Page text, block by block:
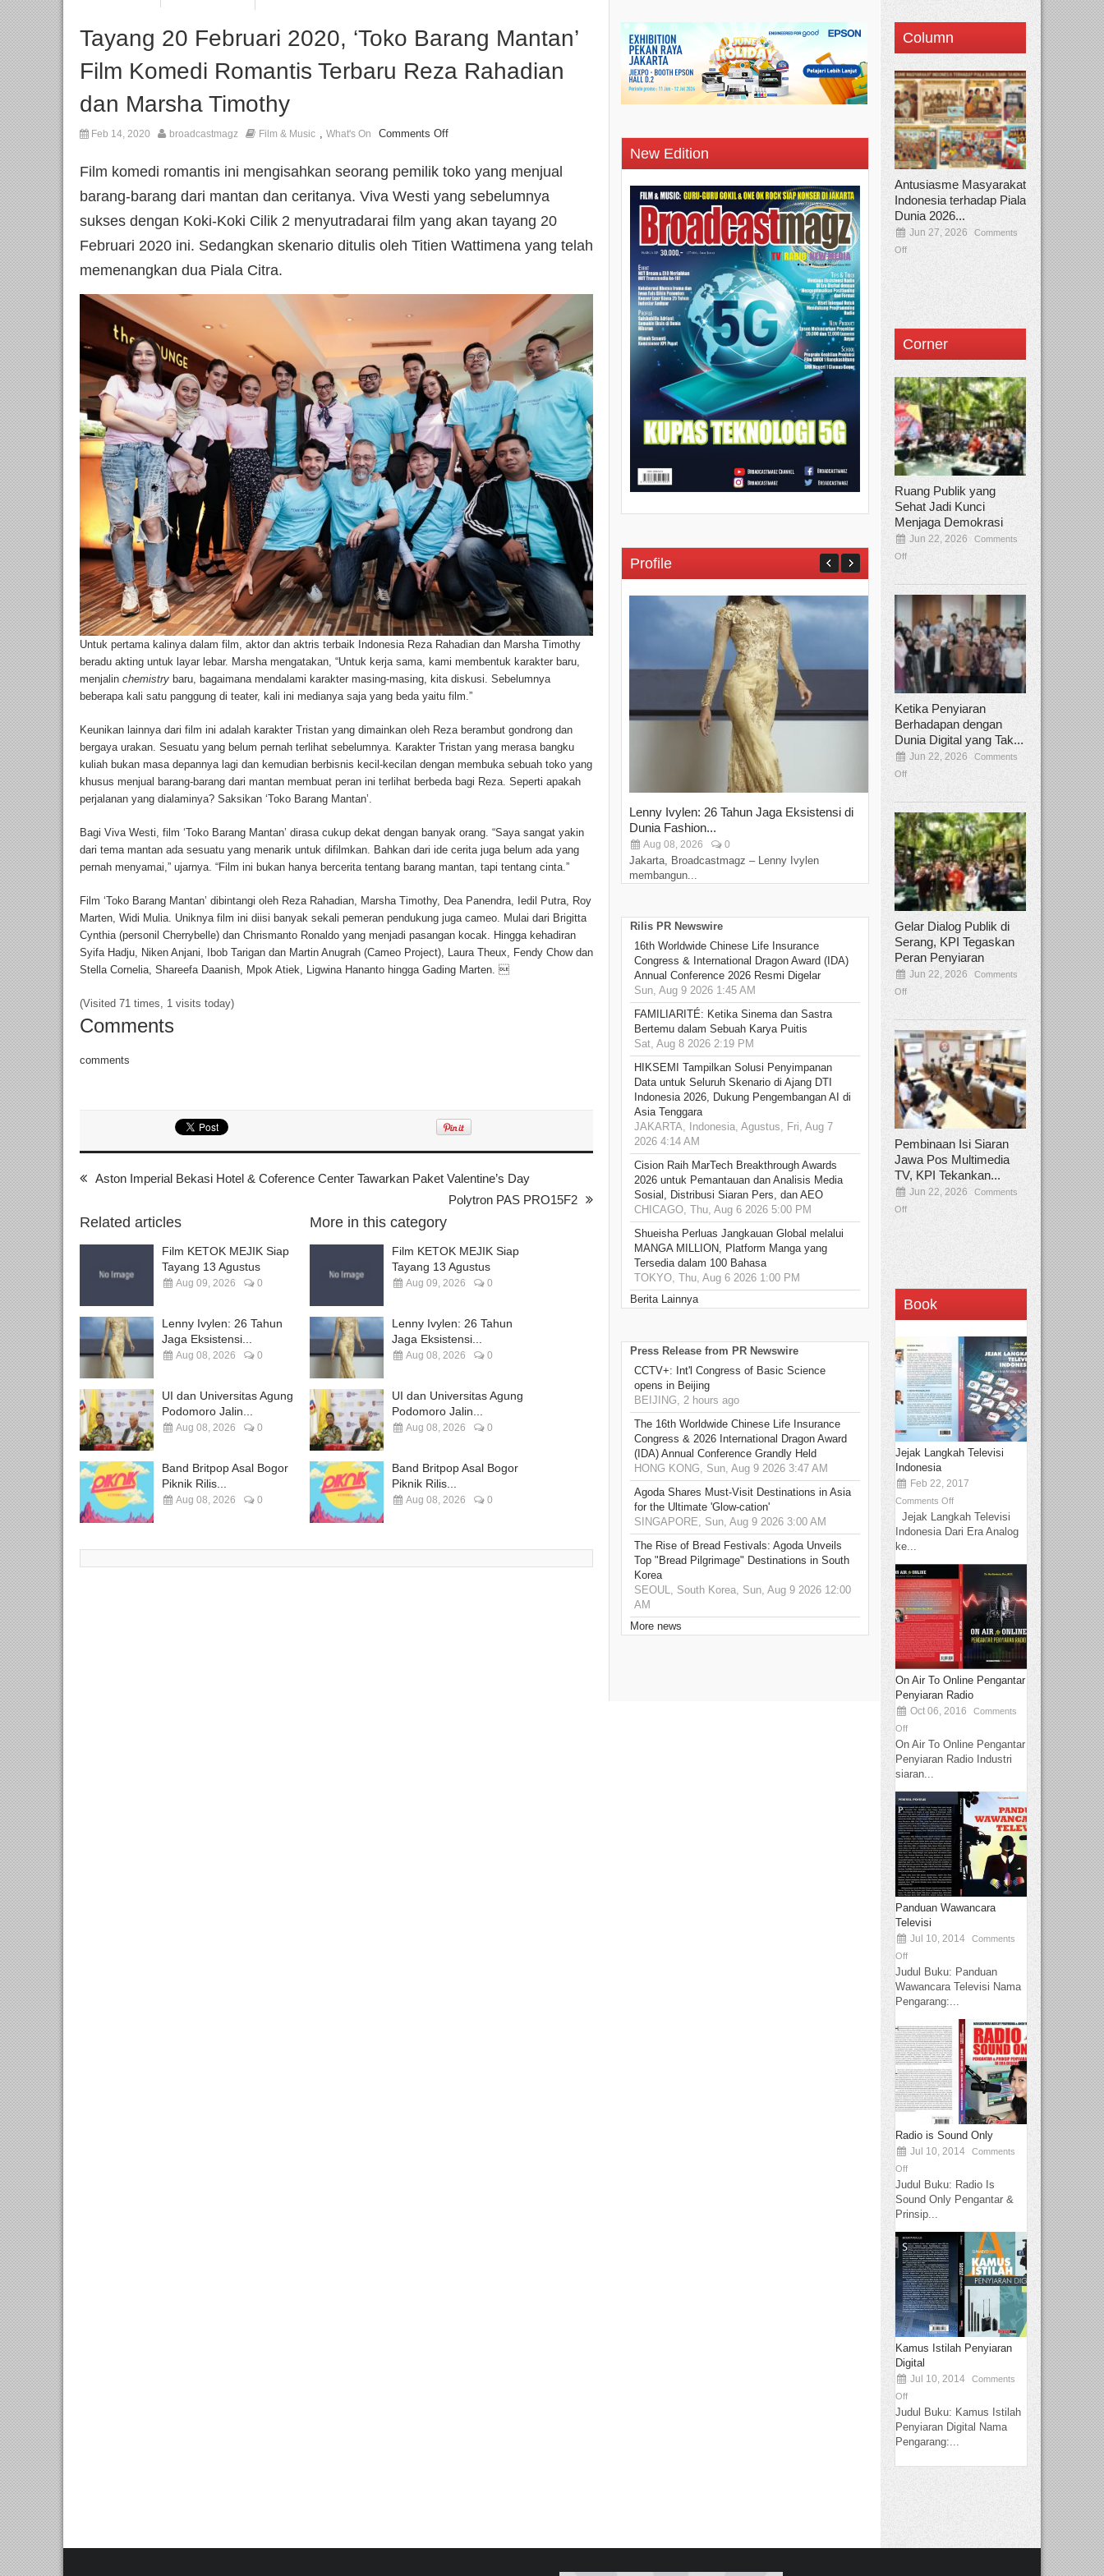
Tayang 20 Februari 2020, ‘Toko Barang Mantan’
Film Komedi Romantis Terbaru Reza Rahadian
dan Marsha Timothy
Feb 14, 2020 broadcastmagz Film & Music , What's On Comments Off
Film komedi romantis ini mengisahkan seorang pemilik toko yang menjual
barang-barang dari mantan dan ceritanya. Viva Westi yang sebelumnya
sukses dengan Koki-Koki Cilik 2 menyutradarai film yang akan tayang 20
Februari 2020 ini. Sedangkan skenario ditulis oleh Titien Wattimena yang telah
memenangkan dua Piala Citra.
Untuk pertama kalinya dalam film, aktor dan aktris terbaik Indonesia Reza Rahadian dan Marsha Timothy
beradu akting untuk layar lebar. Marsha mengatakan, “Untuk kerja sama, kami membentuk karakter baru,
menjalin chemistry baru, bagaimana mendalami karakter masing-masing, kita diskusi. Sebelumnya
beberapa kali satu panggung di teater, kali ini medianya saja yang beda yaitu film.”
Keunikan lainnya dari film ini adalah karakter Tristan yang dimainkan oleh Reza berambut gondrong dan
bergaya urakan. Sesuatu yang belum pernah terlihat sebelumnya. Karakter Tristan yang merasa bangku
kuliah bukan masa depannya lagi dan kemudian berbisnis kecil-kecilan dengan membuka sebuah toko yang
khusus menjual barang-barang dari mantan membuat peran ini terlihat berbeda bagi Reza. Seperti apakah
perjalanan yang dialaminya? Saksikan ‘Toko Barang Mantan’.
Bagi Viva Westi, film ‘Toko Barang Mantan’ dirasa cukup dekat dengan banyak orang. “Saya sangat yakin
dari tema mantan ada sesuatu yang menarik untuk difilmkan. Bahkan dari ide cerita juga belum ada yang
pernah menyamai,” ujarnya. “Film ini bukan hanya bercerita tentang barang mantan, tapi tentang cinta.”
Film ‘Toko Barang Mantan’ dibintangi oleh Reza Rahadian, Marsha Timothy, Dea Panendra, Iedil Putra, Roy
Marten, Widi Mulia. Uniknya film ini diisi banyak sekali pemeran pendukung juga cameo. Mulai dari Brigitta
Cynthia (personil Cherrybelle) dan Chrismanto Ronaldo yang menjadi pasangan kocak. Hingga kehadiran
Syifa Hadju, Niken Anjani, Ibob Tarigan dan Martin Anugrah (Cameo Project), Laura Theux, Fendy Chow dan
Stella Cornelia, Shareefa Daanish, Mpok Atiek, Ligwina Hananto hingga Gading Marten. 
(Visited 71 times, 1 visits today)
Comments
comments
Aston Imperial Bekasi Hotel & Coference Center Tawarkan Paket Valentine’s Day
Polytron PAS PRO15F2
Related articles
Film KETOK MEJIK Siap
Tayang 13 Agustus
Aug 09, 2026 0
Lenny Ivylen: 26 Tahun
Jaga Eksistensi...
Aug 08, 2026 0
UI dan Universitas Agung
Podomoro Jalin...
Aug 08, 2026 0
Band Britpop Asal Bogor
Piknik Rilis...
Aug 08, 2026 0
More in this category
Film KETOK MEJIK Siap
Tayang 13 Agustus
Aug 09, 2026 0
Lenny Ivylen: 26 Tahun
Jaga Eksistensi...
Aug 08, 2026 0
UI dan Universitas Agung
Podomoro Jalin...
Aug 08, 2026 0
Band Britpop Asal Bogor
Piknik Rilis...
Aug 08, 2026 0
New Edition
Profile
Lenny Ivylen: 26 Tahun Jaga Eksistensi di
Dunia Fashion...
Aug 08, 2026 0
Jakarta, Broadcastmagz – Lenny Ivylen
membangun...
Yan Senjaya, Kreativitas Lima
Sinema Indonesia
Dec 22, 2025 Comments Off
Jakarta, Broadcastmagz – Yan Senjaya
Rilis PR Newswire
16th Worldwide Chinese Life Insurance
Congress & International Dragon Award (IDA)
Annual Conference 2026 Resmi Digelar
Sun, Aug 9 2026 1:45 AM
FAMILIARITÉ: Ketika Sinema dan Sastra
Bertemu dalam Sebuah Karya Puitis
Sat, Aug 8 2026 2:19 PM
HIKSEMI Tampilkan Solusi Penyimpanan
Data untuk Seluruh Skenario di Ajang DTI
Indonesia 2026, Dukung Pengembangan AI di
Asia Tenggara
JAKARTA, Indonesia, Agustus, Fri, Aug 7
2026 4:14 AM
Cision Raih MarTech Breakthrough Awards
2026 untuk Pemantauan dan Analisis Media
Sosial, Distribusi Siaran Pers, dan AEO
CHICAGO, Thu, Aug 6 2026 5:00 PM
Shueisha Perluas Jangkauan Global melalui
MANGA MILLION, Platform Manga yang
Tersedia dalam 100 Bahasa
TOKYO, Thu, Aug 6 2026 1:00 PM
Berita Lainnya
Press Release from PR Newswire
CCTV+: Int'l Congress of Basic Science
opens in Beijing
BEIJING, 2 hours ago
The 16th Worldwide Chinese Life Insurance
Congress & 2026 International Dragon Award
(IDA) Annual Conference Grandly Held
HONG KONG, Sun, Aug 9 2026 3:47 AM
Agoda Shares Must-Visit Destinations in Asia
for the Ultimate 'Glow-cation'
SINGAPORE, Sun, Aug 9 2026 3:00 AM
The Rise of Bread Festivals: Agoda Unveils
Top "Bread Pilgrimage" Destinations in South
Korea
SEOUL, South Korea, Sun, Aug 9 2026 12:00
AM
More news
Column
Antusiasme Masyarakat
Indonesia terhadap Piala
Dunia 2026...
Jun 27, 2026
Comments
Off
Corner
Ruang Publik yang
Sehat Jadi Kunci
Menjaga Demokrasi
Jun 22, 2026
Comments
Off
Ketika Penyiaran
Berhadapan dengan
Dunia Digital yang Tak...
Jun 22, 2026
Comments
Off
Gelar Dialog Publik di
Serang, KPI Tegaskan
Peran Penyiaran
Jun 22, 2026
Comments
Off
Pembinaan Isi Siaran
Jawa Pos Multimedia
TV, KPI Tekankan...
Jun 22, 2026
Comments
Off
Book
Jejak Langkah Televisi
Indonesia
Feb 22, 2017
Comments Off
Jejak Langkah Televisi
Indonesia Dari Era Analog
ke...
On Air To Online Pengantar
Penyiaran Radio
Oct 06, 2016
Comments
Off
On Air To Online Pengantar
Penyiaran Radio Industri
siaran...
Panduan Wawancara
Televisi
Jul 10, 2014
Comments
Off
Judul Buku: Panduan
Wawancara Televisi Nama
Pengarang:...
Radio is Sound Only
Jul 10, 2014
Comments
Off
Judul Buku: Radio Is
Sound Only Pengantar &
Prinsip...
Kamus Istilah Penyiaran
Digital
Jul 10, 2014
Comments
Off
Judul Buku: Kamus Istilah
Penyiaran Digital Nama
Pengarang:...